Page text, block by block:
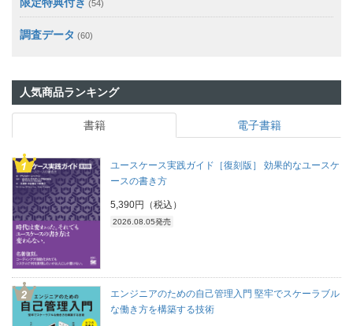
(54)
調査データ (60)
人気商品ランキング
書籍 電子書籍
ユースケース実践ガイド［復刻版］ 効果的なユースケ
ースの書き方
5,390円（税込）
2026.08.05発売
エンジニアのための自己管理入門 堅牢でスケーラブル
な働き方を構築する技術